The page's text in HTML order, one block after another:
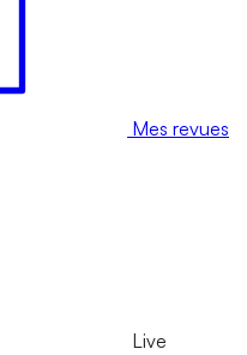
Mes revues
Live